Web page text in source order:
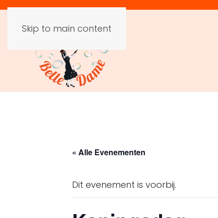
Skip to main content
« Alle Evenementen
Dit evenement is voorbij.